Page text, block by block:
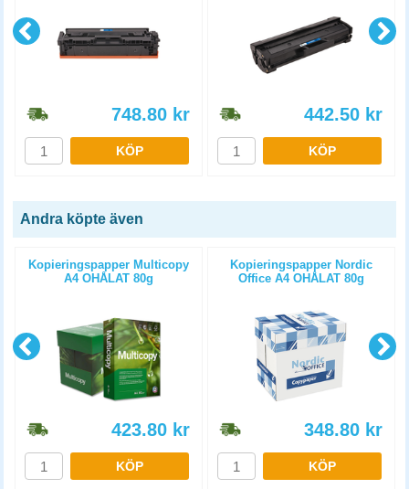
748.80 kr
KÖP
442.50 kr
KÖP
Andra köpte även
Kopieringspapper Multicopy
A4 OHÅLAT 80g
423.80 kr
KÖP
Kopieringspapper Nordic
Office A4 OHÅLAT 80g
348.80 kr
KÖP